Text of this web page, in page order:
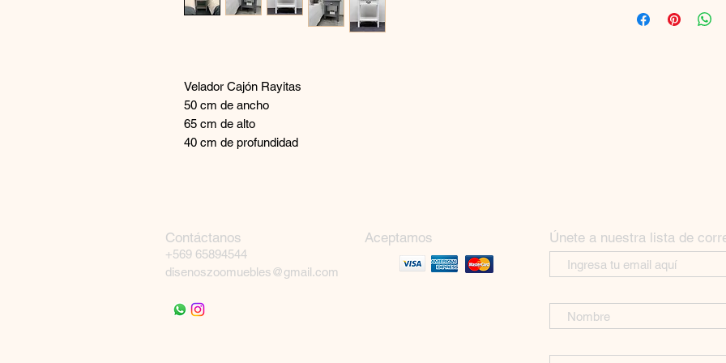
Velador Cajón Rayitas
50 cm de ancho
65 cm de alto
40 cm de profundidad
Contáctanos
+569 65894544
disenoszoomuebles@gmail.com
Aceptamos Únete a nuestra lista de